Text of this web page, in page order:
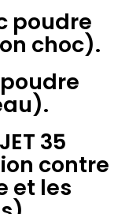
poudre
choc).
35
contre
et les